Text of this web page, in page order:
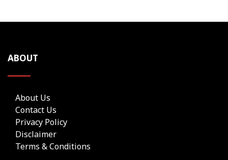
ABOUT
About Us
Contact Us
Privacy Policy
Disclaimer
Terms & Conditions